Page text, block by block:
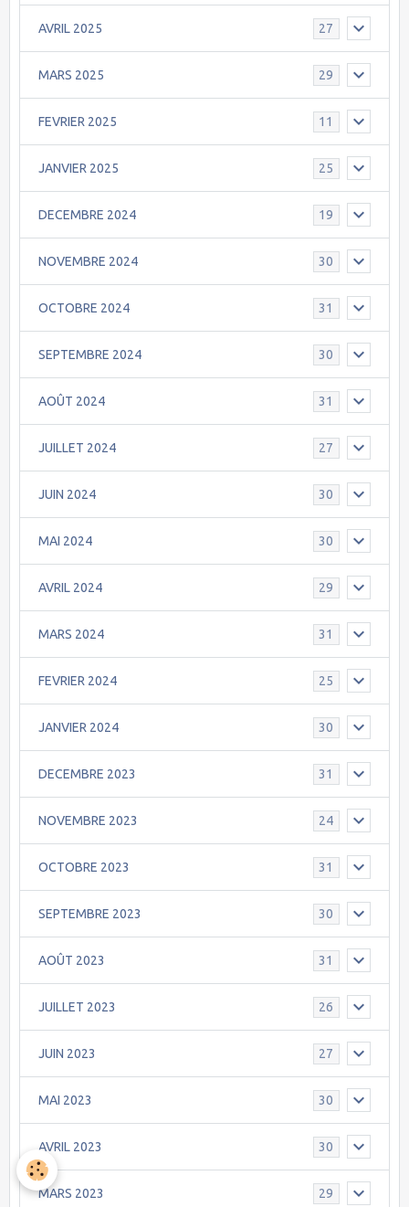
AVRIL 2025 27
MARS 2025 29
FEVRIER 2025 11
JANVIER 2025 25
DECEMBRE 2024 19
NOVEMBRE 2024 30
OCTOBRE 2024 31
SEPTEMBRE 2024 30
AOÛT 2024 31
JUILLET 2024 27
JUIN 2024 30
MAI 2024 30
AVRIL 2024 29
MARS 2024 31
FEVRIER 2024 25
JANVIER 2024 30
DECEMBRE 2023 31
NOVEMBRE 2023 24
OCTOBRE 2023 31
SEPTEMBRE 2023 30
AOÛT 2023 31
JUILLET 2023 26
JUIN 2023 27
MAI 2023 30
AVRIL 2023 30
MARS 2023 29